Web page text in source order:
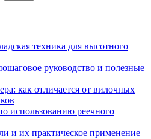
техника для высотного
руководство и полезные
как отличается от вилочных
использованию реечного
и их практическое применение